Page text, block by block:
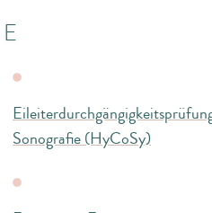
E
Sonografie (HyCoSy)